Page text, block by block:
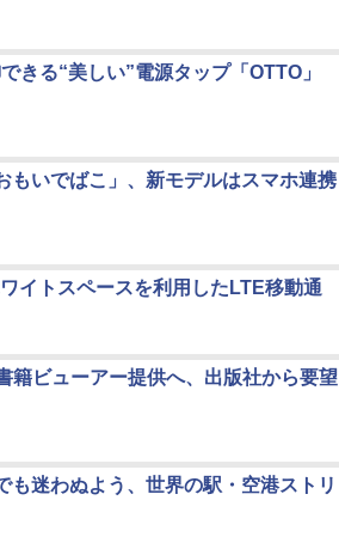
きる“美しい”電源タップ「OTTO」
もいでばこ」、新モデルはスマホ連携
イトスペースを利用したLTE移動通
籍ビューアー提供へ、出版社から要望
も迷わぬよう、世界の駅・空港ストリ